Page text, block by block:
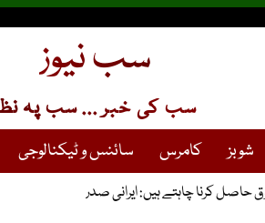
سب نیوز
سب کی خبر ... سب پہ
شوبز کامرس سائنس و ٹیکنالوجی
کرنا چاہتے ہیں: ایرانی صدر